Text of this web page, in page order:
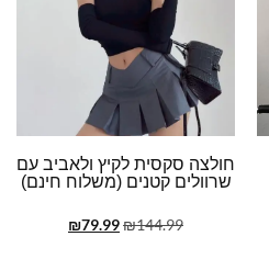
חולצה סקסית לקיץ ולאביב עם
שרוולים קטנים (משלוח חינם)
₪144.99
₪79.99